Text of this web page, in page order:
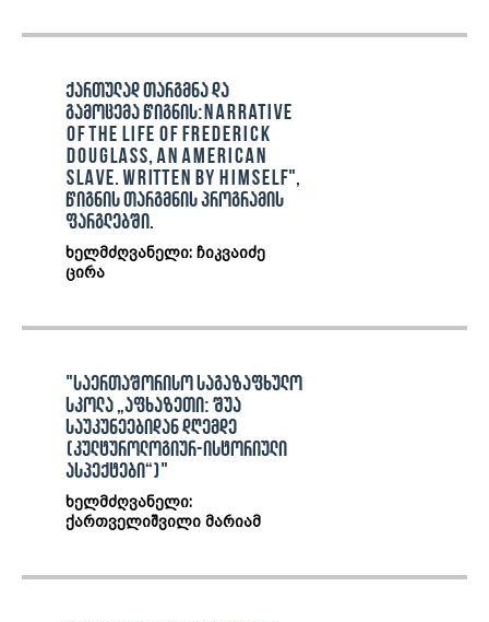
ქართულად თარგმნა და
გამოცემა წიგნის:Narrative
Of The Life Of Frederick
Douglass, An American
Slave. Written by Himself",
წიგნის თარგმნის პროგრამის
ფარგლებში.
ხელმძღვანელი: ჩიკვაიძე
ცირა
"საერთაშორისო საგაზაფხულო
სკოლა „აფხაზეთი: შუა
საუკუნეებიდან დღემდე
(კულტუროლოგიურ-ისტორიული
ასპექტები“)"
ხელმძღვანელი:
ქართველიშვილი მარიამ